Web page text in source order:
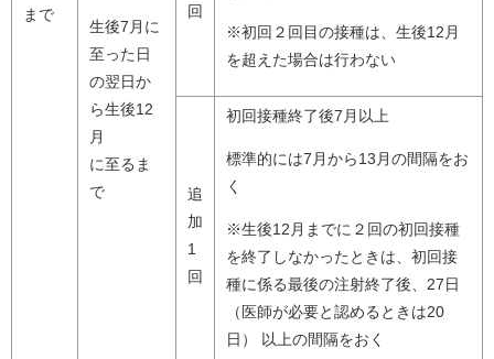
まで
生後7月に
至った日
の翌日か
ら生後12
月
に至るま
で
回
※初回２回目の接種は、生後12月
を超えた場合は行わない
追
加
1
回
初回接種終了後7月以上
標準的には7月から13月の間隔をお
く
※生後12月までに２回の初回接種
を終了しなかったときは、初回接
種に係る最後の注射終了後、27日
（医師が必要と認めるときは20
日） 以上の間隔をおく